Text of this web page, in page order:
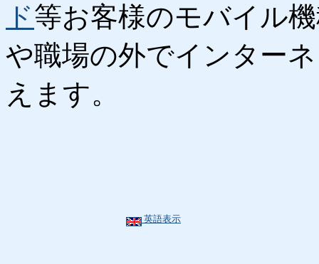
ド等お客様のモバイル
や職場の外でインター
えます。
英語表示